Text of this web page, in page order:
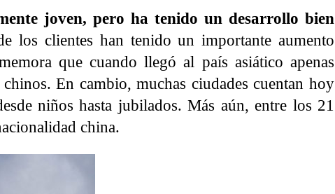
joven, pero ha tenido un desarrollo bien
los clientes han tenido un importante aumento
que cuando llegó al país asiático apenas
En cambio, muchas ciudades cuentan hoy
niños hasta jubilados. Más aún, entre los 21
china.